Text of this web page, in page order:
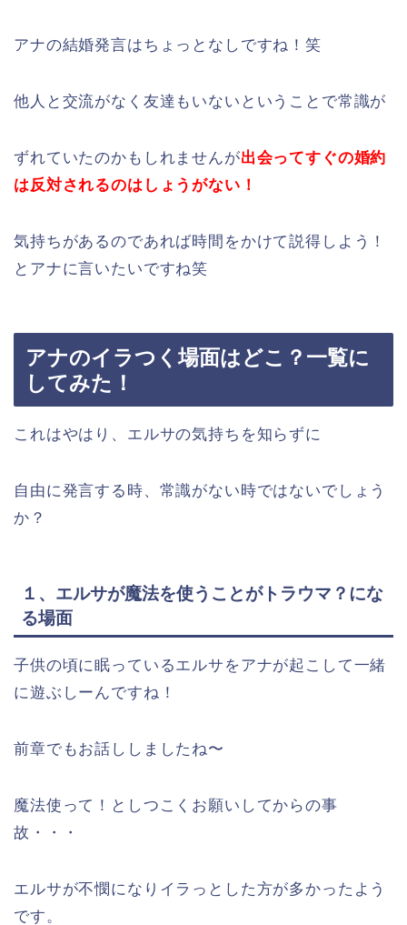
アナの結婚発言はちょっとなしですね！笑
他人と交流がなく友達もいないということで常識が
ずれていたのかもしれませんが出会ってすぐの婚約
は反対されるのはしょうがない！
気持ちがあるのであれば時間をかけて説得しよう！
とアナに言いたいですね笑
アナのイラつく場面はどこ？一覧に
してみた！
これはやはり、エルサの気持ちを知らずに
自由に発言する時、常識がない時ではないでしょう
か？
１、エルサが魔法を使うことがトラウマ？にな
る場面
子供の頃に眠っているエルサをアナが起こして一緒
に遊ぶしーんですね！
前章でもお話ししましたね〜
魔法使って！としつこくお願いしてからの事
故・・・
エルサが不憫になりイラっとした方が多かったよう
です。